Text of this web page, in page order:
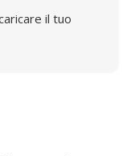
il tuo